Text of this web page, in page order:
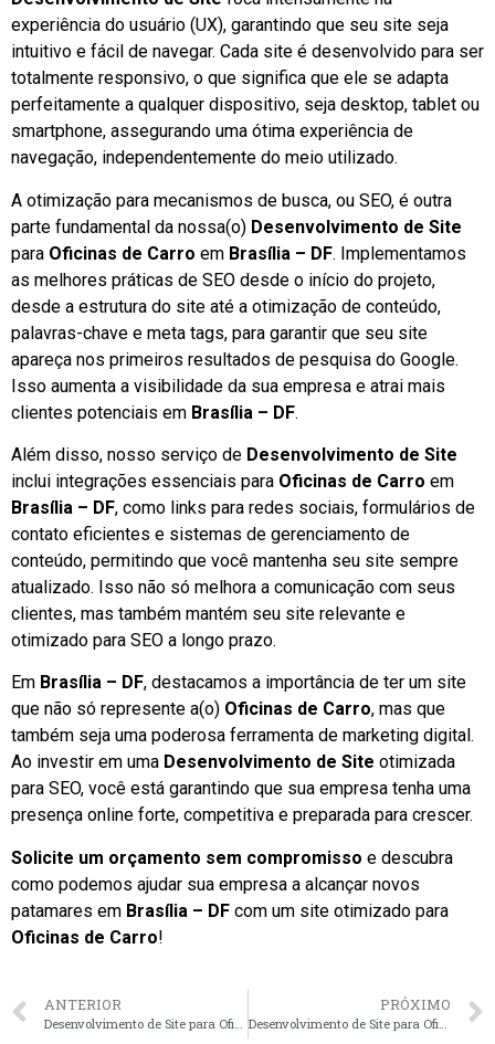
experiência do usuário (UX), garantindo que seu site seja
intuitivo e fácil de navegar. Cada site é desenvolvido para ser
totalmente responsivo, o que significa que ele se adapta
perfeitamente a qualquer dispositivo, seja desktop, tablet ou
smartphone, assegurando uma ótima experiência de
navegação, independentemente do meio utilizado.
A otimização para mecanismos de busca, ou SEO, é outra
parte fundamental da nossa(o) Desenvolvimento de Site
para Oficinas de Carro em Brasília – DF. Implementamos
as melhores práticas de SEO desde o início do projeto,
desde a estrutura do site até a otimização de conteúdo,
palavras-chave e meta tags, para garantir que seu site
apareça nos primeiros resultados de pesquisa do Google.
Isso aumenta a visibilidade da sua empresa e atrai mais
clientes potenciais em Brasília – DF.
Além disso, nosso serviço de Desenvolvimento de Site
inclui integrações essenciais para Oficinas de Carro em
Brasília – DF, como links para redes sociais, formulários de
contato eficientes e sistemas de gerenciamento de
conteúdo, permitindo que você mantenha seu site sempre
atualizado. Isso não só melhora a comunicação com seus
clientes, mas também mantém seu site relevante e
otimizado para SEO a longo prazo.
Em Brasília – DF, destacamos a importância de ter um site
que não só represente a(o) Oficinas de Carro, mas que
também seja uma poderosa ferramenta de marketing digital.
Ao investir em uma Desenvolvimento de Site otimizada
para SEO, você está garantindo que sua empresa tenha uma
presença online forte, competitiva e preparada para crescer.
Solicite um orçamento sem compromisso e descubra
como podemos ajudar sua empresa a alcançar novos
patamares em Brasília – DF com um site otimizado para
Oficinas de Carro!
ANTERIOR
Desenvolvimento de Site para Oficinas de Carro em Florianópolis – SC faça seu orçamento
PRÓXIMO
Desenvolvimento de Site para Oficinas de Carro em Salvador – BA faça seu orçamento